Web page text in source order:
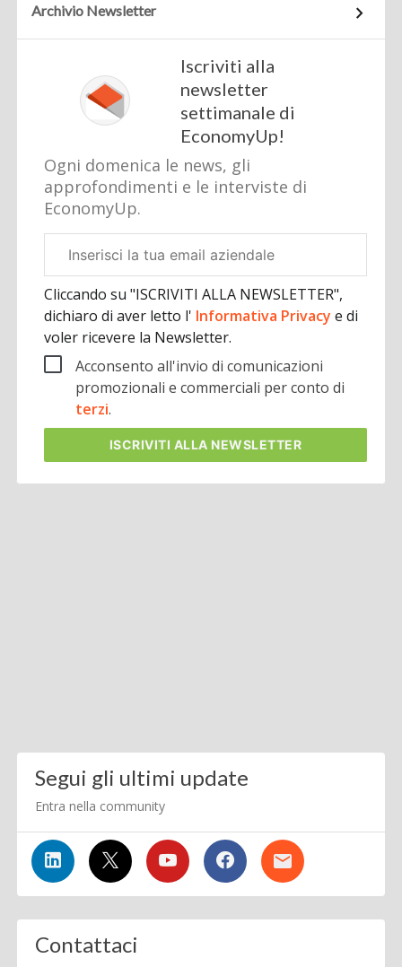
Archivio Newsletter
Iscriviti alla
newsletter
settimanale di
EconomyUp!
Ogni domenica le news, gli
approfondimenti e le interviste di
EconomyUp.
aziendale
Cliccando su "ISCRIVITI ALLA NEWSLETTER",
dichiaro di aver letto l' Informativa Privacye di
voler ricevere la Newsletter.
Acconsento all'invio di comunicazioni
promozionali e commerciali per conto di
terzi.
ISCRIVITI ALLA NEWSLETTER
Segui gli ultimi update
Entra nella community
Contattaci